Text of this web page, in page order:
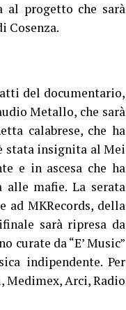
al progetto che sarà
Cosenza.
del documentario,
Metallo, che sarà
calabrese, che ha
stata insignita al Mei
e in ascesa che ha
mafie. La serata
ad MKRecords, della
sarà ripresa da
curate da “E’ Music”
indipendente. Per
Medimex, Arci, Radio